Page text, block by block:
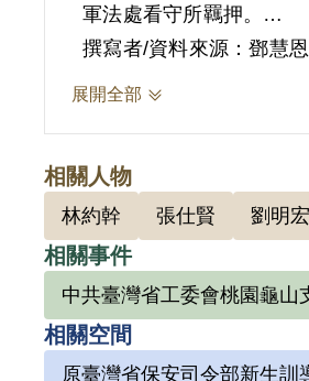
軍法處看守所羈押。
1951年4月13日，經臺
林雖經過查證無不法活
之。9月14日經國防部（
憶，林棕水與他同為生
2006年12月12日其子林
與張仕賢等人接近，思
撰寫者/資料來源：鄧慧恩
展開全部
相關人物
林約幹 張仕賢 劉明宏
相關事件
中共臺灣省工委會桃園龜山
相關空間
原臺灣省保安司令部新生訓